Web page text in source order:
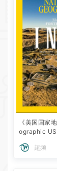
《美国国家
ographic
超频